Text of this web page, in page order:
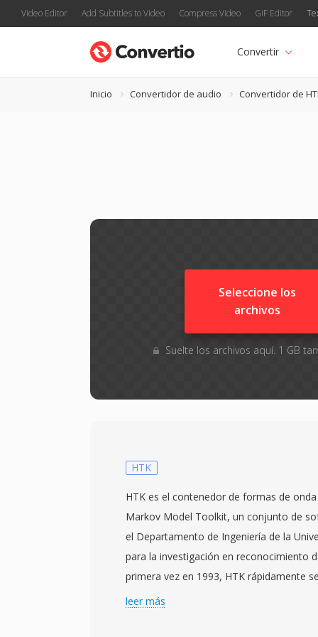
Video Editor Add Subtitles to Video Compress Video GIF Editor
Convertir
Inicio Convertidor de audio Convertidor de
Seleccione los
archivos
Suelte los archivos aquí. 1 GB
HTK
HTK es el contenedor de formas de
Markov Model Toolkit, un conjunto de
el Departamento de Ingeniería de la
para la investigación en reconocimiento
primera vez en 1993, HTK rápidamente
plataforma de referencia en laboratorios
leer más